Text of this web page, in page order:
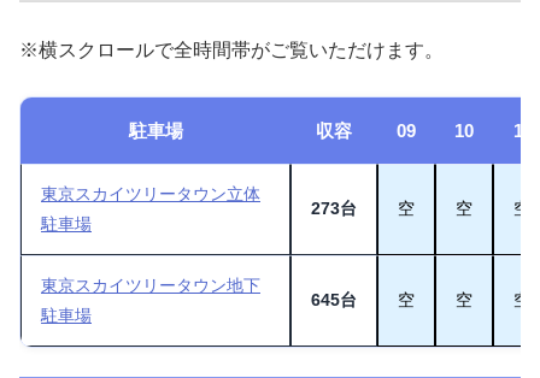
※横スクロールで全時間帯がご覧いただけます。
駐車場 収容 09 10 11
東京スカイツリータウン立体
駐車場
273台 空 空 空
東京スカイツリータウン地下
駐車場
645台 空 空 空